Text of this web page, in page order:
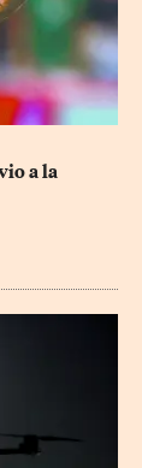
a la